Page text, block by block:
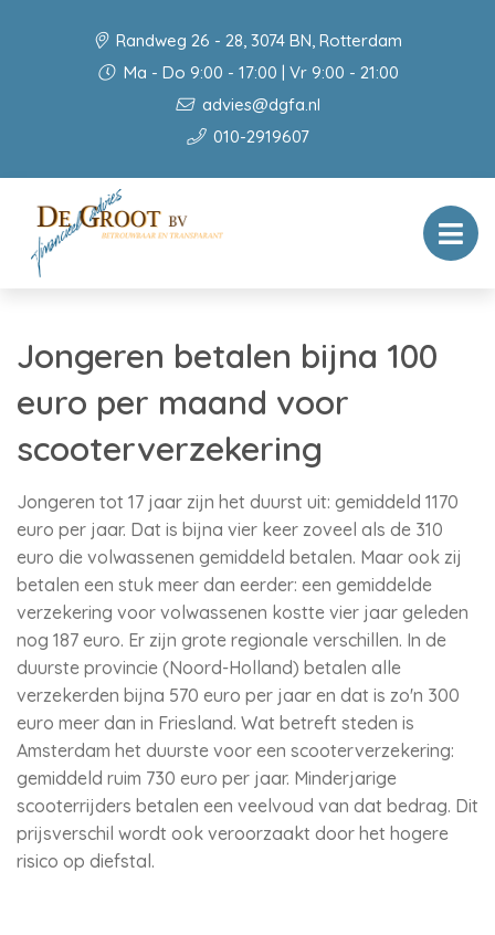
Randweg 26 - 28, 3074 BN, Rotterdam
Ma - Do 9:00 - 17:00 | Vr 9:00 - 21:00
advies@dgfa.nl
010-2919607
Jongeren betalen bijna 100
euro per maand voor
scooterverzekering
Jongeren tot 17 jaar zijn het duurst uit: gemiddeld 1170
euro per jaar. Dat is bijna vier keer zoveel als de 310
euro die volwassenen gemiddeld betalen. Maar ook zij
betalen een stuk meer dan eerder: een gemiddelde
verzekering voor volwassenen kostte vier jaar geleden
nog 187 euro. Er zijn grote regionale verschillen. In de
duurste provincie (Noord-Holland) betalen alle
verzekerden bijna 570 euro per jaar en dat is zo'n 300
euro meer dan in Friesland. Wat betreft steden is
Amsterdam het duurste voor een scooterverzekering:
gemiddeld ruim 730 euro per jaar. Minderjarige
scooterrijders betalen een veelvoud van dat bedrag. Dit
prijsverschil wordt ook veroorzaakt door het hogere
risico op diefstal.